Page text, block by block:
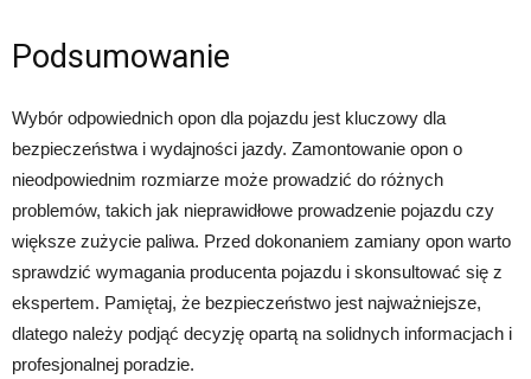
Podsumowanie
Wybór odpowiednich opon dla pojazdu jest kluczowy dla
bezpieczeństwa i wydajności jazdy. Zamontowanie opon o
nieodpowiednim rozmiarze może prowadzić do różnych
problemów, takich jak nieprawidłowe prowadzenie pojazdu czy
większe zużycie paliwa. Przed dokonaniem zamiany opon warto
sprawdzić wymagania producenta pojazdu i skonsultować się z
ekspertem. Pamiętaj, że bezpieczeństwo jest najważniejsze,
dlatego należy podjąć decyzję opartą na solidnych informacjach i
profesjonalnej poradzie.